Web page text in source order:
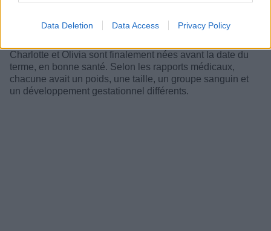
Data Deletion Data Access Privacy Policy
avaient une date de terme différente et pour éviter tout
risque de complication, il avait été programmé un
Charlotte et Olivia sont finalement nées avant la date du
terme, en bonne santé. Selon les rapports médicaux,
chacune avait un poids, une taille, un groupe sanguin et
un développement gestationnel différents.